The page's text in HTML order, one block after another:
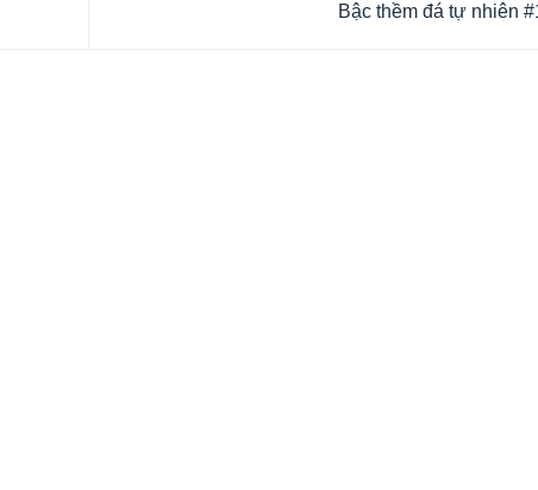
Bậc thềm đá tự nhiên